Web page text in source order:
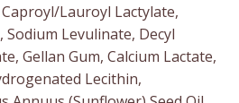
Lauroyl Lactylate,
Levulinate, Decyl
Gellan Gum, Calcium Lactate,
Lecithin,